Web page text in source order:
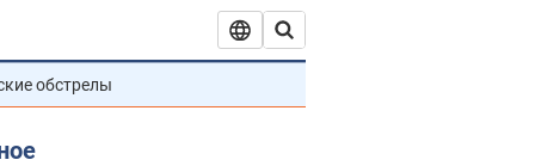
обстрелы